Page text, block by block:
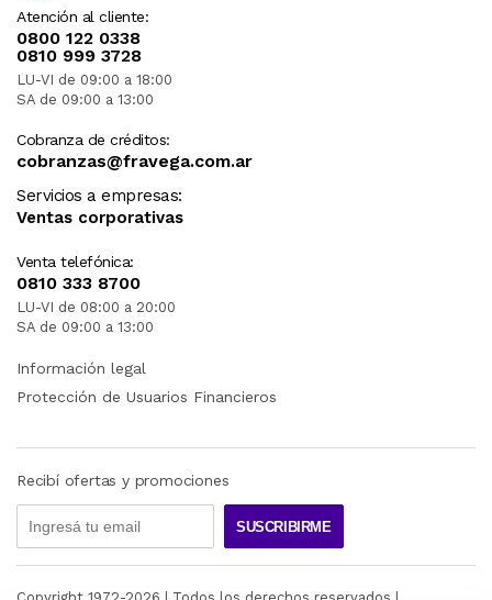
Atención al cliente:
0800 122 0338
0810 999 3728
LU-VI de 09:00 a 18:00
SA de 09:00 a 13:00
Cobranza de créditos:
cobranzas@fravega.com.ar
Servicios a empresas:
Ventas corporativas
Venta telefónica:
0810 333 8700
LU-VI de 08:00 a 20:00
SA de 09:00 a 13:00
Información legal
Protección de Usuarios Financieros
Recibí ofertas y promociones
SUSCRIBIRME